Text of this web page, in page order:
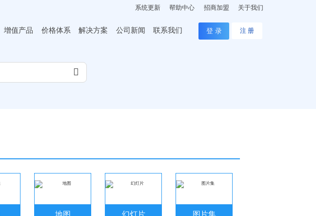
系统更新 帮助中心 招商加盟 关于我们
增值产品 价格体系 解决方案 公司新闻 联系我们 登 录 注 册

地图 幻灯片 图片集